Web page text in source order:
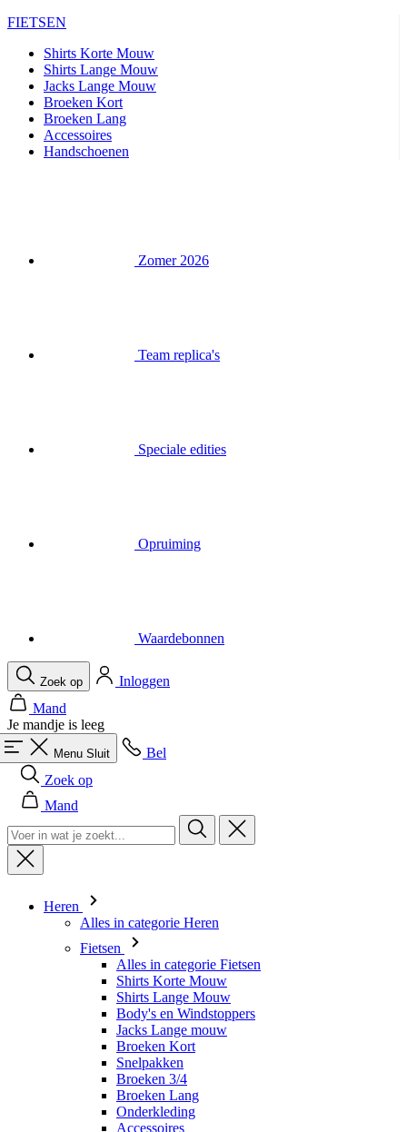
FIETSEN
Shirts Korte Mouw
Shirts Lange Mouw
Jacks Lange Mouw
Broeken Kort
Broeken Lang
Accessoires
Handschoenen
Je mandje is leeg
Menu Sluit
Bel
Zoek op
Mand
Heren
Alles in categorie Heren
Shirts Lange Mouw
Body's en Windstoppers
Jacks Lange mouw
Broeken Kort
Snelpakken
Broeken 3/4
Broeken Lang
Onderkleding
Accessoires
Mutsen en Petten
Handschoenen
Sokken
Overig